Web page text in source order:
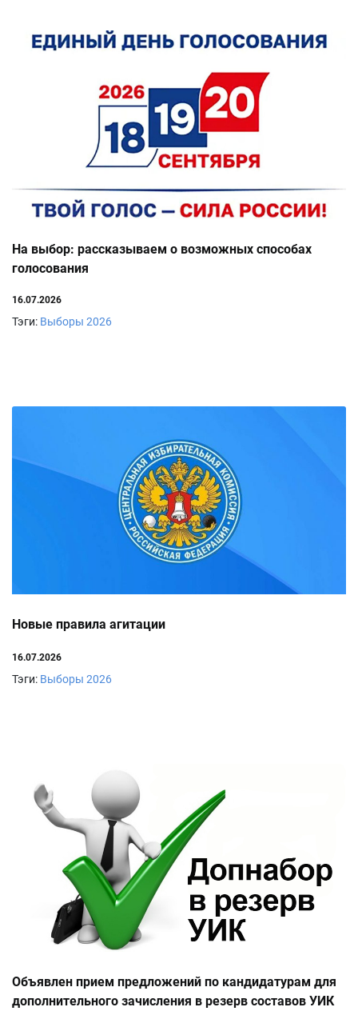
На выбор: рассказываем о возможных способах
голосования
16.07.2026
Тэги: Выборы 2026
Новые правила агитации
16.07.2026
Тэги: Выборы 2026
Объявлен прием предложений по кандидатурам для
дополнительного зачисления в резерв составов УИК